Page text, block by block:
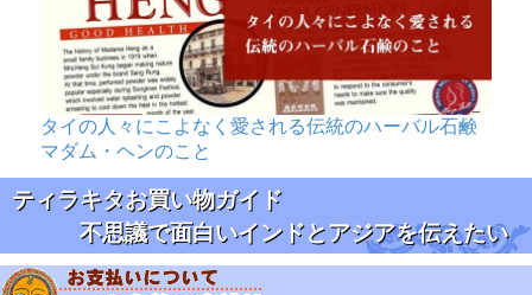
タイの人々にこよなく愛される伝統のハーバル石鹸
マダム・ヘンのこと
ティラキタお買い物ガイド
不思議で面白いインドとアジアを伝えたい